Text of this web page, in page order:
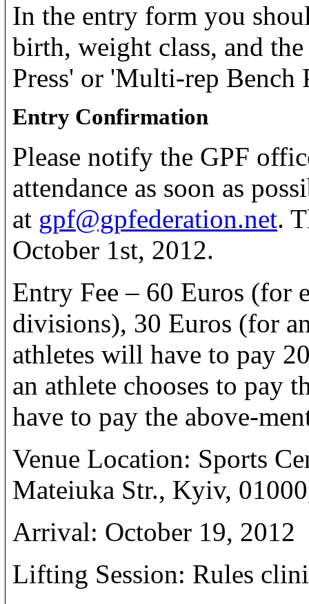
In the entry form you
birth, weight class, and
Press' or 'Multi-rep Bench
Entry Confirmation
Please notify the GPF
attendance as soon as
at gpf@gpfederation.net.
October 1st, 2012.
Entry Fee – 60 Euros (for
divisions), 30 Euros (for
athletes will have to pay
an athlete chooses to pay
have to pay the above-
Venue Location: Sports
Mateiuka Str., Kyiv,
Arrival: October 19, 2012
Lifting Session: Rules